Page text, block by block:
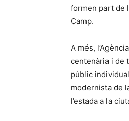
formen part de
Camp.
A més,
centenària i de
públic
modernista de
l’estada a la